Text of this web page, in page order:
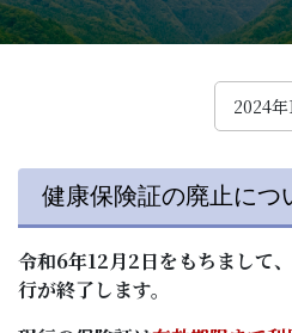
くらしの情報
観光
2024年
健康保険証の廃止につ
令和6年12月2日をもちまして
行が終了します。